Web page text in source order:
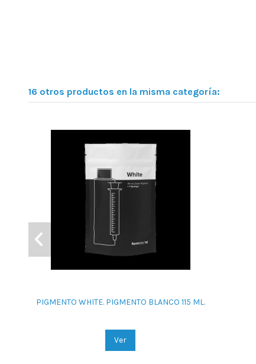
16 otros productos en la misma categoría:
PIGMENTO WHITE. PIGMENTO BLANCO 115 ML.
Ver